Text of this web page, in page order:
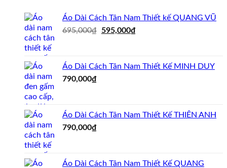
Áo Dài Cách Tân Nam Thiết kế QUANG VŨ
695,000₫
Giá
695,000₫.
595,000₫Giá
là:
595,000₫.
Áo Dài Cách Tân Nam Thiết Kế MINH DUY
790,000₫
Áo Dài Cách Tân Nam Thiết Kế THIÊN ANH
790,000₫
Áo Dài Cách Tân Nam Thiết Kế QUANG